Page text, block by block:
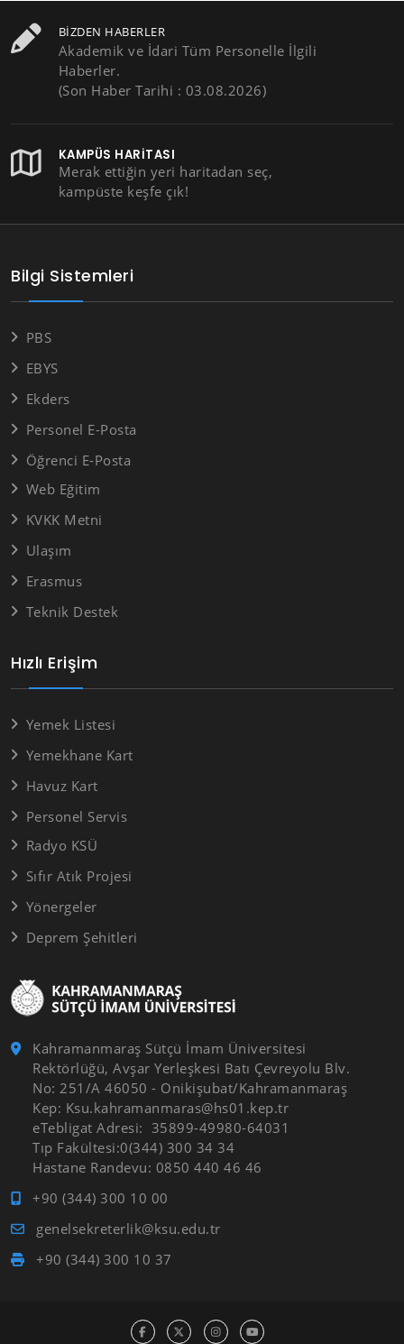
BIZDEN HABERLER
Akademik ve İdari Tüm Personelle İlgili
Haberler.
(Son Haber Tarihi : 03.08.2026)
KAMPÜS HARITASI
Merak ettiğin yeri haritadan seç,
kampüste keşfe çık!
Kahramanmaraş Sütçü İmam Üniversitesi
Rektörlüğü, Avşar Yerleşkesi Batı Çevreyolu Blv.
No: 251/A 46050 - Onikişubat/Kahramanmaraş
Kep: Ksu.kahramanmaras@hs01.kep.tr
eTebligat Adresi: 35899-49980-64031
Tıp Fakültesi:0(344) 300 34 34
Hastane Randevu: 0850 440 46 46
+90 (344) 300 10 00
genelsekreterlik@ksu.edu.tr
+90 (344) 300 10 37
Hızlı Erişim
Yemek Listesi
Yemekhane Kart
Havuz Kart
Personel Servis
Radyo KSÜ
Sıfır Atık Projesi
Yönergeler
Deprem Şehitleri
Bilgi Sistemleri
PBS
EBYS
Ekders
Personel E-Posta
Öğrenci E-Posta
Web Eğitim
KVKK Metni
Ulaşım
Erasmus
Teknik Destek